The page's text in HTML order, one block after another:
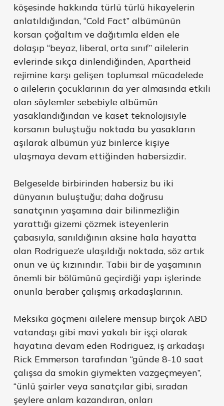
köşesinde hakkında türlü türlü hikayelerin
anlatıldığından, “Cold Fact” albümünün
korsan çoğaltım ve dağıtımla elden ele
dolaşıp “beyaz, liberal, orta sınıf” ailelerin
evlerinde sıkça dinlendiğinden, Apartheid
rejimine karşı gelişen toplumsal mücadelede
o ailelerin çocuklarının da yer almasında etkili
olan söylemler sebebiyle albümün
yasaklandığından ve kaset teknolojisiyle
korsanın buluştuğu noktada bu yasakların
aşılarak albümün yüz binlerce kişiye
ulaşmaya devam ettiğinden habersizdir.
Belgeselde birbirinden habersiz bu iki
dünyanın buluştuğu; daha doğrusu
sanatçının yaşamına dair bilinmezliğin
yarattığı gizemi çözmek isteyenlerin
çabasıyla, sanıldığının aksine hala hayatta
olan Rodriguez’e ulaşıldığı noktada, söz artık
onun ve üç kızınındır. Tabii bir de yaşamının
önemli bir bölümünü geçirdiği yapı işlerinde
onunla beraber çalışmış arkadaşlarının.
Meksika göçmeni ailelere mensup birçok ABD
vatandaşı gibi mavi yakalı bir işçi olarak
hayatına devam eden Rodriguez, iş arkadaşı
Rick Emmerson tarafından “günde 8-10 saat
çalışsa da smokin giymekten vazgeçmeyen”,
“ünlü şairler veya sanatçılar gibi, sıradan
şeylere anlam kazandıran, onları